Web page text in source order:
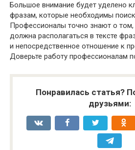
Большое внимание будет уделено
фразам, которые необходимы
Профессионалы точно знают о том,
должна располагаться в тексте
и непосредственное отношение к
Доверьте работу профессионалам
Понравилась статья?
друзьями: